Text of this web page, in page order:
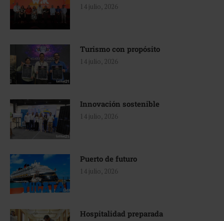
14 julio, 2026
Turismo con propósito
14 julio, 2026
Innovación sostenible
14 julio, 2026
Puerto de futuro
14 julio, 2026
Hospitalidad preparada